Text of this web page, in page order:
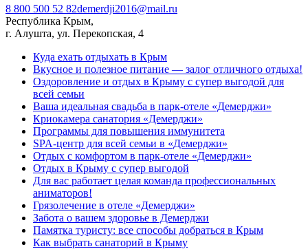
8 800 500 52 82demerdji2016@mail.ru
Республика Крым,
г. Алушта, ул. Перекопская, 4
Куда ехать отдыхать в Крым
Вкусное и полезное питание — залог отличного отдыха!
Оздоровление и отдых в Крыму с супер выгодой для
всей семьи
Ваша идеальная свадьба в парк-отеле «Демерджи»
Криокамера санатория «Демерджи»
Программы для повышения иммунитета
SPA-центр для всей семьи в «Демерджи»
Отдых с комфортом в парк-отеле «Демерджи»
Отдых в Крыму с супер выгодой
Для вас работает целая команда профессиональных
аниматоров!
Грязолечение в отеле «Демерджи»
Забота о вашем здоровье в Демерджи
Памятка туристу: все способы добраться в Крым
Как выбрать санаторий в Крыму